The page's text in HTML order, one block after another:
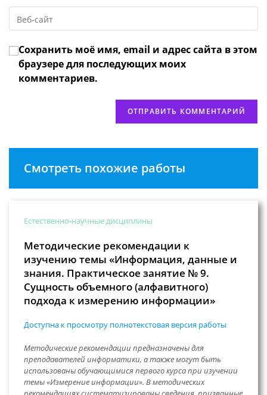
чтобы
прокомментировать
адрес,
чтобы
URL
веб-
сайта
(необязательно)
Сохранить моё имя, email и адрес сайта в этом
браузере для последующих моих
комментариев.
Смотреть похожие работы
Естественно-научные дисциплины
Методические рекомендации к
изучению темы «Информация, данные и
знания. Практическое занятие № 9.
Сущность объемного (алфавитного)
подхода к измерению информации»
Доступна к просмотру полнотекстовая версия работы
Методические рекомендации предназначены для
преподавателей информатики, а также могут быть
использованы обучающимися первого курса при изучении
темы «Измерение информации». В методических